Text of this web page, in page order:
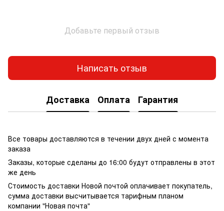
Добавьте первый отзыв
Написать отзыв
Доставка Оплата Гарантия
Все товары доставляются в течении двух дней с момента
заказа
Заказы, которые сделаны до 16:00 будут отправлены в этот
же день
Стоимость доставки Новой почтой оплачивает покупатель,
сумма доставки высчитывается тарифным планом
компании "Новая почта"